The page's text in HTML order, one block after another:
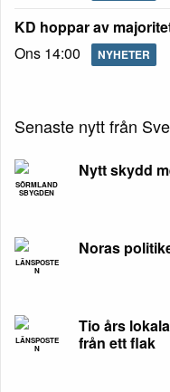
KD hoppar av
Ons 14:00
NYHETER
Senaste nytt från
SÖRMLAND
SBYGDEN
Nytt skydd
LÄNSPOSTE
N
Noras
LÄNSPOSTE
N
Tio års
från ett flak